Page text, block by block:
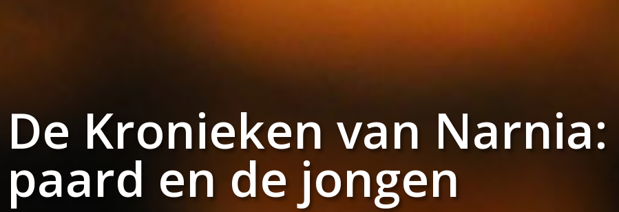
De Kronieken van
paard en de jongen